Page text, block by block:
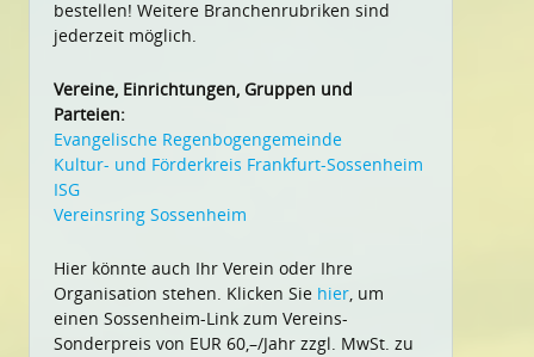
bestellen! Weitere Branchenrubriken sind
jederzeit möglich.
Vereine, Einrichtungen, Gruppen und
Parteien:
Evangelische Regenbogengemeinde
Kultur- und Förderkreis Frankfurt-Sossenheim
ISG
Vereinsring Sossenheim
Hier könnte auch Ihr Verein oder Ihre
Organisation stehen. Klicken Sie hier, um
einen Sossenheim-Link zum Vereins-
Sonderpreis von EUR 60,–/Jahr zzgl. MwSt. zu